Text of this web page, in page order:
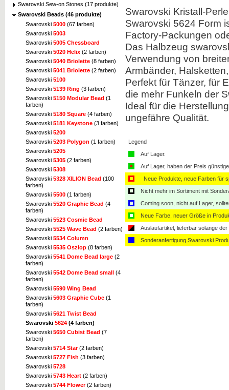
Swarovski Sew-on Stones (17 produkte)
Swarovski Beads (46 produkte)
Swarovski 5000 (67 farben)
Swarovski 5003
Swarovski 5005 Chessboard
Swarovski 5020 Helix (2 farben)
Swarovski 5040 Briolette (8 farben)
Swarovski 5041 Briolette (2 farben)
Swarovski 5100
Swarovski 5139 Ring (3 farben)
Swarovski 5150 Modular Bead (1
farben)
Swarovski 5180 Square (4 farben)
Swarovski 5181 Keystone (3 farben)
Swarovski 5200
Swarovski 5203 Polygon (1 farben)
Swarovski 5205
Swarovski 5305 (2 farben)
Swarovski 5308
Swarovski 5328 XILION Bead (100
farben)
Swarovski 5500 (1 farben)
Swarovski 5520 Graphic Bead (4
farben)
Swarovski 5523 Cosmic Bead
Swarovski 5525 Wave Bead (2 farben)
Swarovski 5534 Column
Swarovski 5535 Oszlop (8 farben)
Swarovski 5541 Dome Bead large (2
farben)
Swarovski 5542 Dome Bead small (4
farben)
Swarovski 5590 Wing Bead
Swarovski 5603 Graphic Cube (1
farben)
Swarovski 5621 Twist Bead
Swarovski 5624 (4 farben)
Swarovski 5650 Cubist Bead (7
farben)
Swarovski 5714 Star(2 farben)
Swarovski 5727 Fish (3 farben)
Swarovski 5728
Swarovski 5743 Heart (2 farben)
Swarovski 5744 Flower(2 farben)
Swarovski Kristall-
Swarovski 5624 Form
Factory-Packungen
Das Halbzeug
Verwendung von
Armbänder,
Perfekt für Tänzer, für
die mehr Funkeln der
Ideal für die
ungefähre Qualität.
Legend
Auf Lager.
Auf Lager, haben der Preis
Neue Produkte, neue Farben für
Nicht mehr im Sortiment mit
Coming soon, nicht auf Lager,
Neue Farbe, neuer Größe in
Auslaufartikel, lieferbar solange der
Sonderanfertigung Swarovski